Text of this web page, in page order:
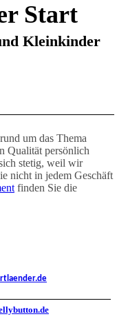
Start
Kleinkinder
um das Thema
Qualität persönlich
stetig, weil wir
nicht in jedem Geschäft
finden Sie die